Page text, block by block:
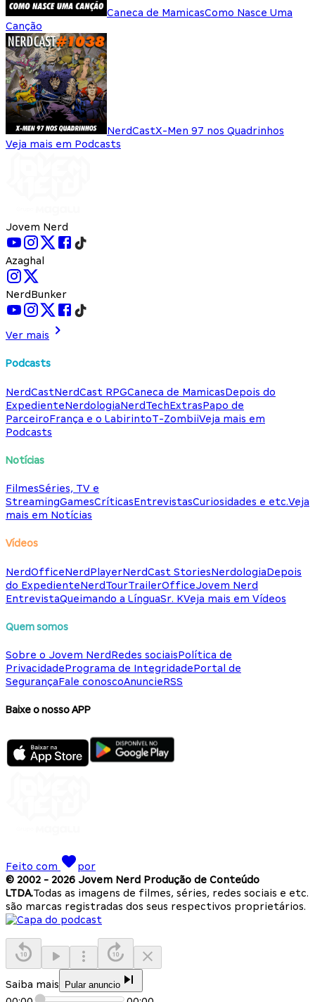
Caneca de MamicasComo Nasce Uma
Canção
NerdCastX-Men 97 nos Quadrinhos
Veja mais em Podcasts
Jovem Nerd
Azaghal
NerdBunker
Ver mais
Podcasts
NerdCastNerdCast RPGCaneca de MamicasDepois do
ExpedienteNerdologiaNerdTechExtrasPapo de
ParceiroFrança e o LabirintoT-ZombiiVeja mais em
Podcasts
Notícias
FilmesSéries, TV e
StreamingGamesCríticasEntrevistasCuriosidades e etc.Veja
mais em Notícias
Vídeos
NerdOfficeNerdPlayerNerdCast StoriesNerdologiaDepois
do ExpedienteNerdTourTrailerOfficeJovem Nerd
EntrevistaQueimando a LínguaSr. KVeja mais em Vídeos
Quem somos
Sobre o Jovem NerdRedes sociaisPolítica de
PrivacidadePrograma de IntegridadePortal de
SegurançaFale conoscoAnuncieRSS
Baixe o nosso APP
Feito com
por
© 2002 - 2026 Jovem Nerd Produção de Conteúdo
LTDA.Todas as imagens de filmes, séries, redes sociais e etc.
são marcas registradas dos seus respectivos proprietários.
Saiba mais Pular anuncio